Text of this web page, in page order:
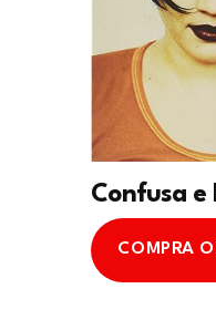
Confusa e
COMPRA